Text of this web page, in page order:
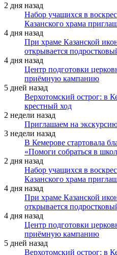
2 дня назад
Набор учащихся в
Казанского храма
4 дня назад
При храме Казанской
открывается
4 дня назад
Центр подготовки
приёмную кампанию
5 дней назад
Верхотомский острог: в
крестный ход
2 недели назад
Приглашаем на
3 недели назад
В Кемерове стартовала
«Помоги собраться в
2 дня назад
Набор учащихся в
Казанского храма
4 дня назад
При храме Казанской
открывается
4 дня назад
Центр подготовки
приёмную кампанию
5 дней назад
Верхотомский острог: в